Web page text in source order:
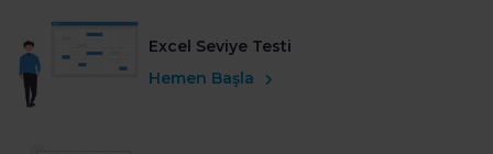
Excel Seviye Testi
Hemen Başla